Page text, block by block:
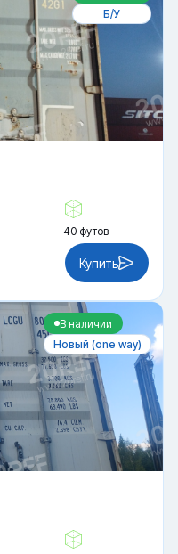
Б/У
40 футов
Купить
В наличии
Новый (one way)